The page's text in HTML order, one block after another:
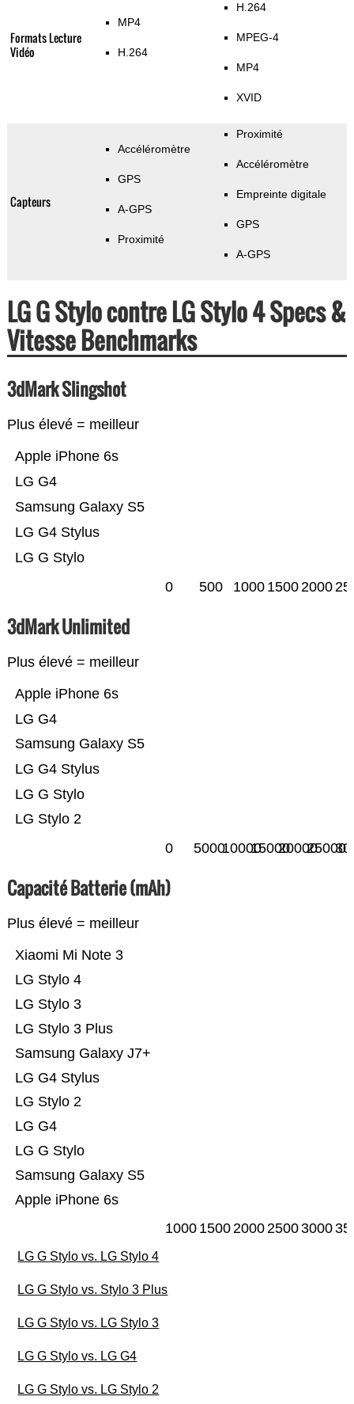
Formats Lecture
Vidéo
MP4
H.264
H.264
MPEG-4
MP4
XVID
Capteurs
Accéléromètre
GPS
A-GPS
Proximité
Proximité
Accéléromètre
Empreinte digitale
GPS
A-GPS
LG G Stylo contre LG Stylo 4 Specs &
Vitesse Benchmarks
3dMark Slingshot
Plus élevé = meilleur
LG G Stylo
LG G4 Stylus
Samsung Galaxy S5
LG G4
Apple iPhone 6s
0 500 1000 15002000
3dMark Unlimited
Plus élevé = meilleur
LG Stylo 2
LG G Stylo
LG G4 Stylus
Samsung Galaxy S5
LG G4
Apple iPhone 6s
0 500010000150002000025000
Capacité Batterie (mAh)
Plus élevé = meilleur
Apple iPhone 6s
Samsung Galaxy S5
LG G Stylo
LG G4
LG Stylo 2
LG G4 Stylus
Samsung Galaxy J7+
LG Stylo 3 Plus
LG Stylo 3
LG Stylo 4
Xiaomi Mi Note 3
1000 1500200025003000
LG G Stylo vs. LG Stylo 4
LG G Stylo vs. Stylo 3 Plus
LG G Stylo vs. LG Stylo 3
LG G Stylo vs. LG G4
LG G Stylo vs. LG Stylo 2